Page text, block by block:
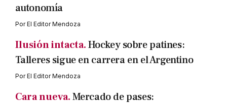
autonomía
PorEl Editor Mendoza
Ilusión intacta.Hockey sobre patines:
Talleres sigue en carrera en el Argentino
PorEl Editor Mendoza
Cara nueva.Mercado de pases: